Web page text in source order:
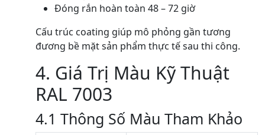
Đóng rắn hoàn toàn 48 – 72 giờ
Cấu trúc coating giúp mô phỏng gần tương
đương bề mặt sản phẩm thực tế sau thi công.
4. Giá Trị Màu Kỹ Thuật
RAL 7003
4.1 Thông Số Màu Tham Khảo